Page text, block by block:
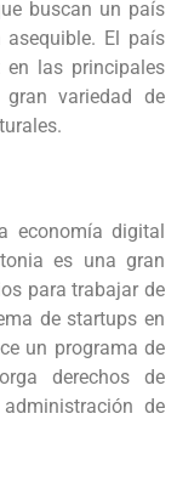
buscan un país
El país
en las principales
gran variedad de
digital
es una gran
para trabajar de
de startups en
un programa de
derechos de
de